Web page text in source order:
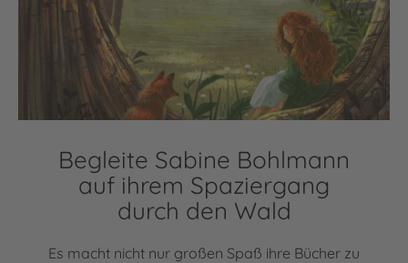
Begleite Sabine Bohlmann
auf ihrem Spaziergang
durch den Wald
Es macht nicht nur großen Spaß ihre Bücher zu